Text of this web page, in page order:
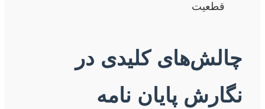
قطعیت
چالش‌های کلیدی در
نگارش پایان نامه